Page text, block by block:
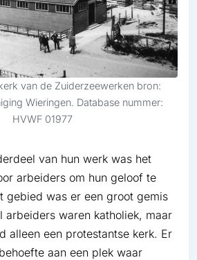
van de Zuiderzeewerken bron:
Wieringen. Database nummer:
HVWF 01977
van hun werk was het
arbeiders om hun geloof te
gebied was er een groot gemis
arbeiders waren katholiek, maar
alleen een protestantse kerk. Er
aan een plek waar